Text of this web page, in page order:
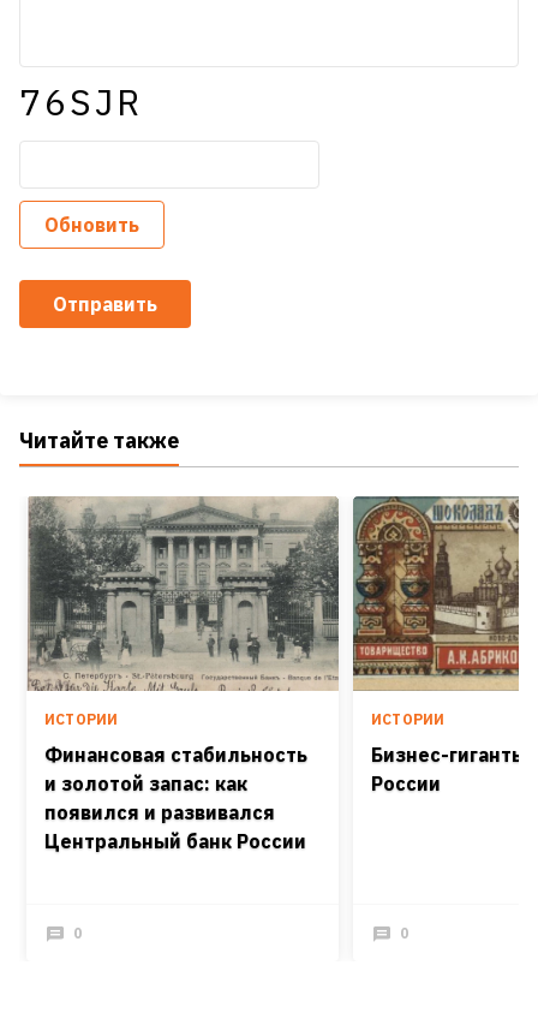
76SJR
Обновить
Отправить
Читайте также
ИСТОРИИ
Финансовая стабильность
и золотой запас: как
появился и развивался
Центральный банк России
0
ИСТОРИИ
Бизнес-гиганты
России
0